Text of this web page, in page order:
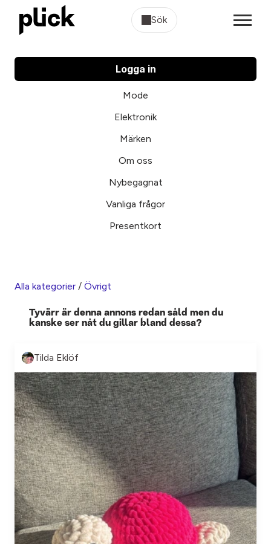
Sök
Logga in
Mode
Elektronik
Märken
Om oss
Nybegagnat
Vanliga frågor
Presentkort
Alla kategorier / Övrigt
Tyvärr är denna annons redan såld men du
kanske ser nåt du gillar bland dessa?
Tilda Eklöf